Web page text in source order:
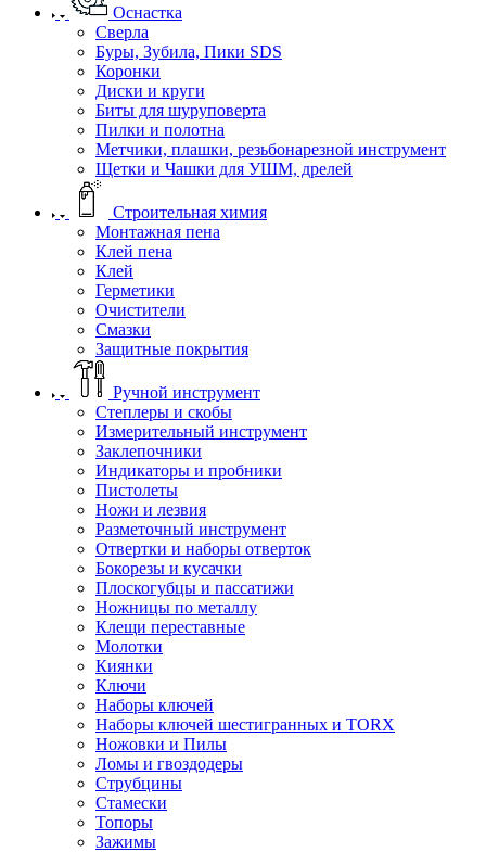
Оснастка
Сверла
Буры, Зубила, Пики SDS
Коронки
Диски и круги
Биты для шуруповерта
Пилки и полотна
Метчики, плашки, резьбонарезной инструмент
Щетки и Чашки для УШМ, дрелей
Строительная химия
Монтажная пена
Клей пена
Клей
Герметики
Очистители
Смазки
Защитные покрытия
Ручной инструмент
Степлеры и скобы
Измерительный инструмент
Заклепочники
Индикаторы и пробники
Пистолеты
Ножи и лезвия
Разметочный инструмент
Отвертки и наборы отверток
Бокорезы и кусачки
Плоскогубцы и пассатижи
Ножницы по металлу
Клещи переставные
Молотки
Киянки
Ключи
Наборы ключей
Наборы ключей шестигранных и TORX
Ножовки и Пилы
Ломы и гвоздодеры
Струбцины
Стамески
Топоры
Зажимы